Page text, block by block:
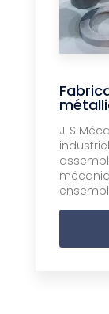
JLS